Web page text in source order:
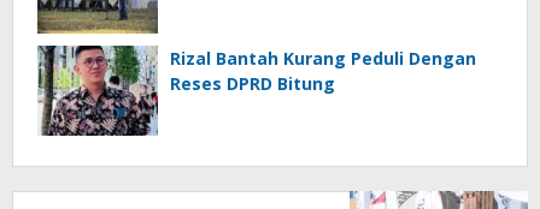
Rizal Bantah Kurang Peduli Dengan
Reses DPRD Bitung